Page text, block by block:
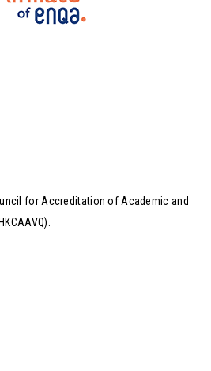
for Accreditation of Academic and